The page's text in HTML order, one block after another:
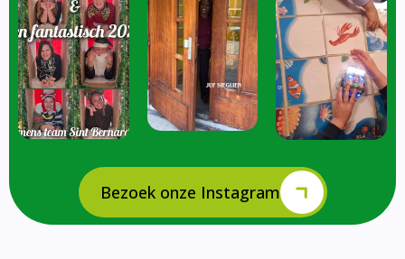
Bezoek onze Instagram